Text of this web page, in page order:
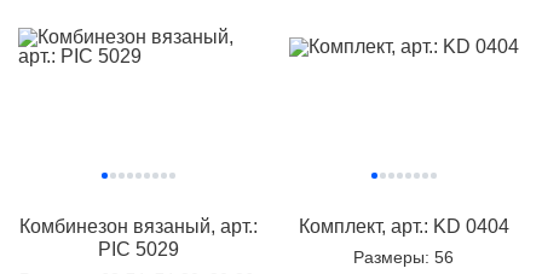
Комбинезон вязаный, арт.:
PIC 5029
Комплект, арт.: KD 0404
Размеры: 56